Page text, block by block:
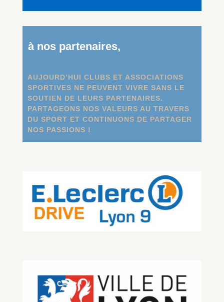
à nos partenaires,
AUJOURD’HUI CLUBS ET ASSOCIATIONS
SPORTIVES NE PEUVENT VIVRE SANS LE
SOUTIEN DE LEURS PARTENAIRES.
PARTAGEONS NOS VALEURS AU TRAVERS
DU SPORT ET CONTINUONS DE PARTAGER
NOS PASSIONS !